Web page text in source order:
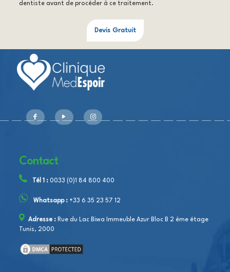
dentiste avant de procéder à ce traitement.
Devis Gratuit
Contact
Tél 1 : 0033 (0)1 84 800 400
Whatsapp : +33 6 35 23 57 12
Adresse : Rue du Lac Biwa Immeuble Azur Bloc B 2 ème étage
Tunis, 2000